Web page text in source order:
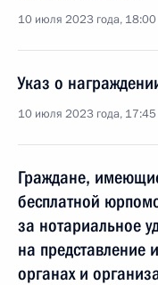
10 июля 2023 года, 18:00
Указ о
10 июля 2023 года, 17:45
Граждане,
бесплатной
за нотариальное
на представление
органах и